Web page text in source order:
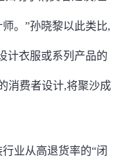
。”孙晓黎以此类比,
计衣服或系列产品的
消费者设计,将聚沙成
业从高退货率的“闭